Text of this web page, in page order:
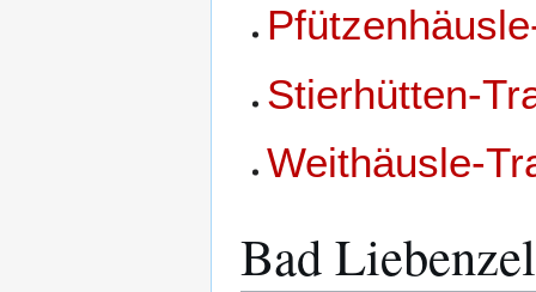
Stierhütten-
Weithäusle-
Bad